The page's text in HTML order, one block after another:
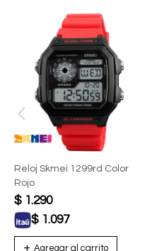
Reloj Skmei 1299rd Color
Rojo
$ 1.290
$ 1.097